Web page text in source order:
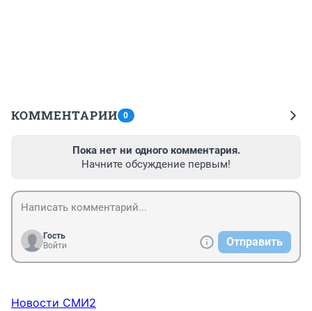
КОММЕНТАРИИ 0
Пока нет ни одного комментария.
Начните обсуждение первым!
Гость
Войти
Отправить
Новости СМИ2